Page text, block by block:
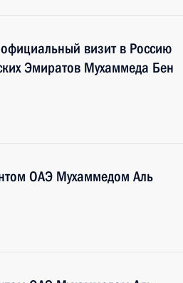
визит в Россию
Эмиратов Мухаммеда Бен
ОАЭ Мухаммедом Аль